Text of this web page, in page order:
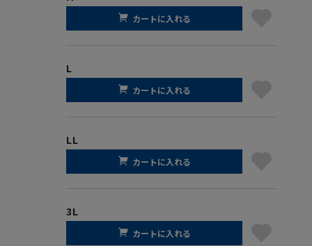
カートに入れる
L
カートに入れる
LL
カートに入れる
3L
カートに入れる